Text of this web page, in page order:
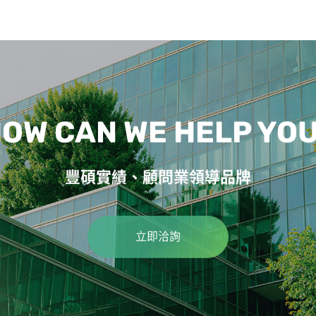
CAN WE HELP
豐碩實績、顧問業領導品牌
立即洽詢